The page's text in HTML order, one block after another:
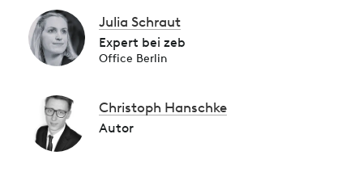
Julia Schraut
Expert bei zeb
Office Berlin
Christoph Hanschke
Autor